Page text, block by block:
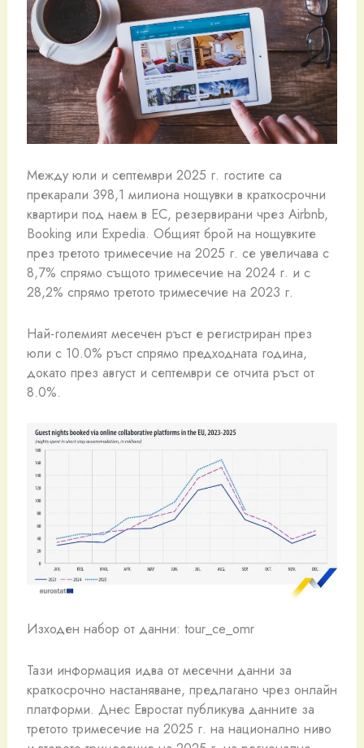
Между юли и септември 2025 г. гостите са
прекарали 398,1 милиона нощувки в краткосрочни
квартири под наем в ЕС, резервирани чрез Airbnb,
Booking или Expedia. Общият брой на нощувките
през третото тримесечие на 2025 г. се увеличава с
8,7% спрямо същото тримесечие на 2024 г. и с
28,2% спрямо третото тримесечие на 2023 г.
Най-големият месечен ръст е регистриран през
юли с 10.0% ръст спрямо предходната година,
докато през август и септември се отчита ръст от
8.0%.
Изходен набор от данни: tour_ce_omr
Тази информация идва от месечни данни за
краткосрочно настаняване, предлагано чрез онлайн
платформи. Днес Евростат публикува данните за
третото тримесечие на 2025 г. на национално ниво